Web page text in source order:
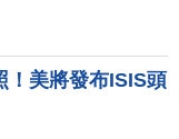
！美將發布ISIS頭